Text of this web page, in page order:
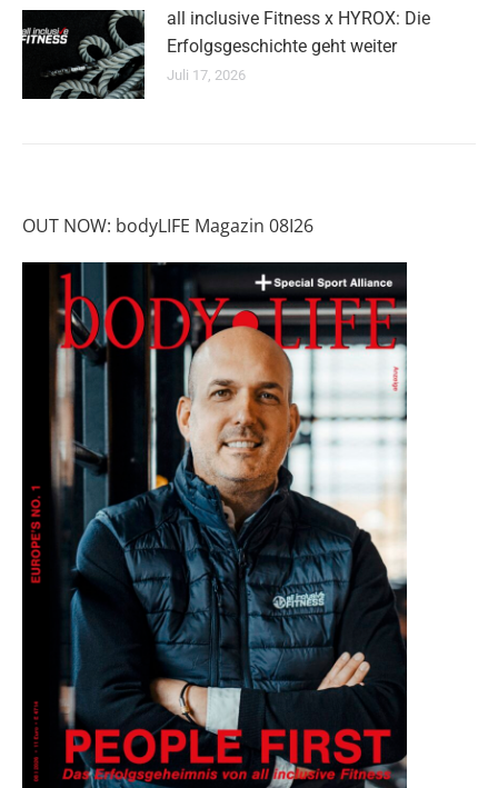
all inclusive Fitness x HYROX: Die
Erfolgsgeschichte geht weiter
Juli 17, 2026
OUT NOW: bodyLIFE Magazin 08I26